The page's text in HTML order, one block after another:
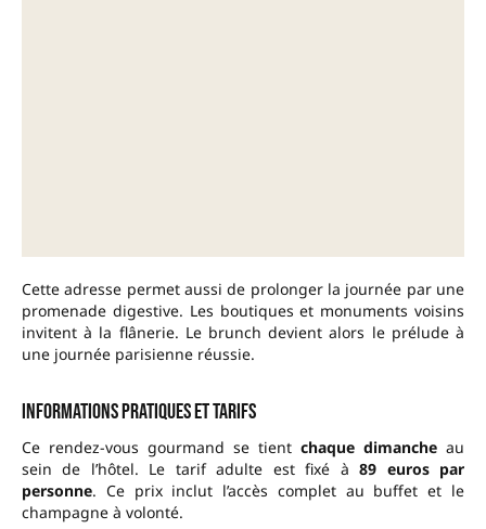
Cette adresse permet aussi de prolonger la journée par une
promenade digestive. Les boutiques et monuments voisins
invitent à la flânerie. Le brunch devient alors le prélude à
une journée parisienne réussie.
Informations pratiques et tarifs
Ce rendez-vous gourmand se tient chaque dimanche au
sein de l’hôtel. Le tarif adulte est fixé à89 euros par
personne. Ce prix inclut l’accès complet au buffet et le
champagne à volonté.